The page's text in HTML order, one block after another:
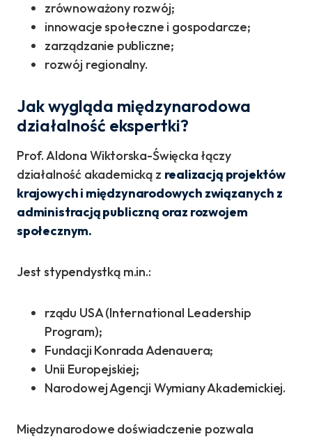
zrównoważony rozwój;
innowacje społeczne i gospodarcze;
zarządzanie publiczne;
rozwój regionalny.
Jak wygląda międzynarodowa
działalność ekspertki?
Prof. Aldona Wiktorska-Święcka łączy
działalność akademicką z realizacją projektów
krajowych i międzynarodowych związanych z
administracją publiczną oraz rozwojem
społecznym.
Jest stypendystką m.in.:
rządu USA (International Leadership
Program);
Fundacji Konrada Adenauera;
Unii Europejskiej;
Narodowej Agencji Wymiany Akademickiej.
Międzynarodowe doświadczenie pozwala